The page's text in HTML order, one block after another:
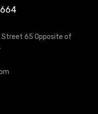
Street 65 Opposite of